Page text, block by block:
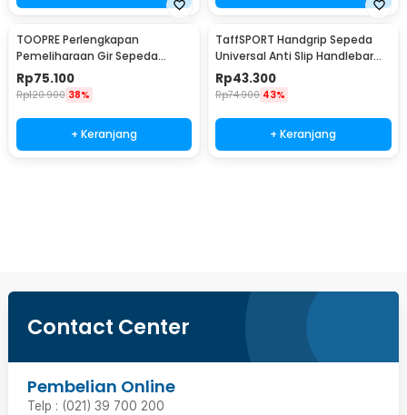
TOOPRE Perlengkapan
Pemeliharaan Gir Sepeda
Hydraulic Brake Bleed Kit - 2021
Rp75.100
Rp120.900 38%
+ Keranjang
TaffSPORT Handgrip Sepeda
Universal Anti Slip Handlebar
Grip - BT1001
Rp43.300
Rp74.900 43%
+ Keranjang
Contact Center
Pembelian Online
Telp : (021) 39 700 200